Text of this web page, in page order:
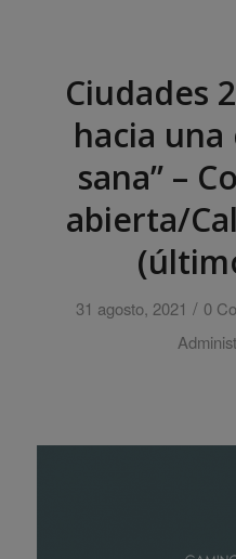
Ciudades
hacia una
sana” –
abierta/
31 agosto, 2021 / 0